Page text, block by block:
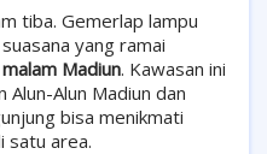
tiba. Gemerlap lampu
yang ramai
Madiun. Kawasan ini
Alun Madiun dan
bisa menikmati
satu area.